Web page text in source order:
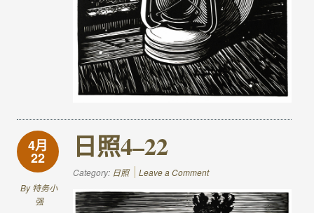
4月
22
By特务小
强
日照4–22
Category: 日照 Leave a Comment